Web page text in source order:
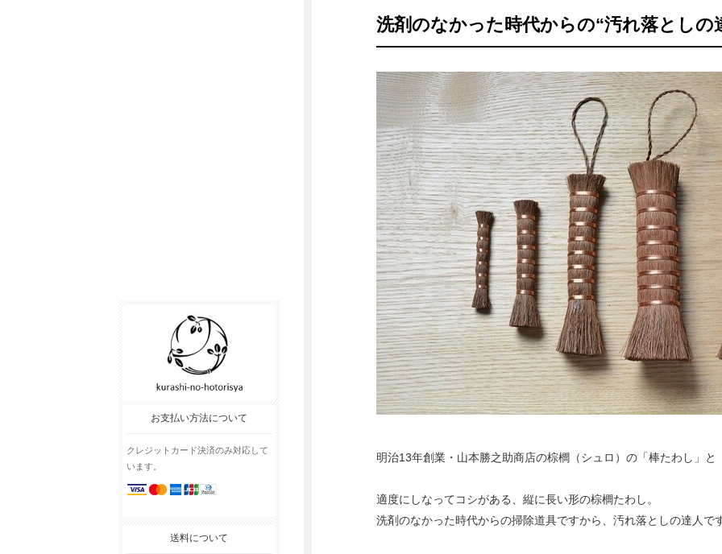
お支払い方法について
クレジットカード決済のみ対応して
います。
送料について
洗剤のなかった時代からの“汚れ落としの
明治13年創業・山本勝之助商店の棕櫚（シュロ）の「棒たわし」と
適度にしなってコシがある、縦に長い形の棕櫚たわし。
洗剤のなかった時代からの掃除道具ですから、汚れ落としの達人で